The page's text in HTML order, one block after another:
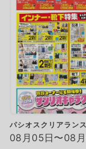
パシオスクリアラン
08月05日〜08